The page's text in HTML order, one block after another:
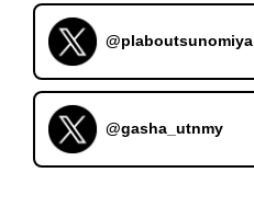
@plaboutsunomiya
@gasha_utnmy